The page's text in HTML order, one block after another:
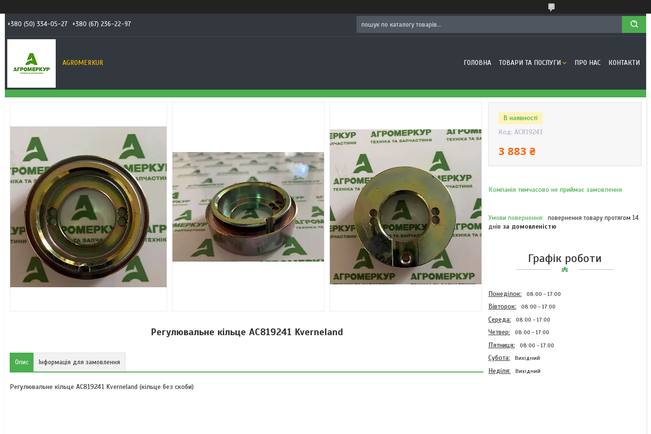
+380 (50) 334-05-27 +380 (67) 236-22-97
AGROMERKUR ГОЛОВНА ТОВАРИ ТА ПОСЛУГИ ПРО НАС КОНТАКТИ
Регулювальне кільце AC819241 Kverneland
Опис Інформація для замовлення
Регулювальне кільце AC819241 Kverneland (кільце без скоби)
В наявності
Код: AC819241
3 883 ₴
Компанія тимчасово не приймає замовлення
повернення товару протягом 14
днів за домовленістю
Графік роботи
Понеділок 08:00 17:00
Вівторок 08:00 17:00
Середа 08:00 17:00
Четвер 08:00 17:00
Пʼятниця 08:00 17:00
Субота Вихідний
Неділя Вихідний